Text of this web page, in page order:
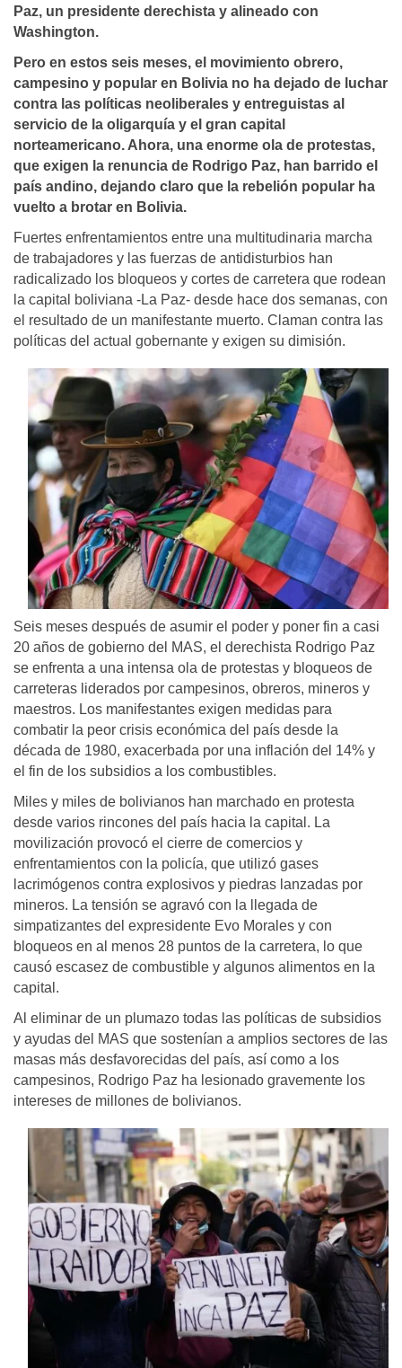
Paz, un presidente derechista y alineado con
Washington.
Pero en estos seis meses, el movimiento obrero,
campesino y popular en Bolivia no ha dejado de luchar
contra las políticas neoliberales y entreguistas al
servicio de la oligarquía y el gran capital
norteamericano. Ahora, una enorme ola de protestas,
que exigen la renuncia de Rodrigo Paz, han barrido el
país andino, dejando claro que la rebelión popular ha
vuelto a brotar en Bolivia.
Fuertes enfrentamientos entre una multitudinaria marcha
de trabajadores y las fuerzas de antidisturbios han
radicalizado los bloqueos y cortes de carretera que rodean
la capital boliviana -La Paz- desde hace dos semanas, con
el resultado de un manifestante muerto. Claman contra las
políticas del actual gobernante y exigen su dimisión.
Seis meses después de asumir el poder y poner fin a casi
20 años de gobierno del MAS, el derechista Rodrigo Paz
se enfrenta a una intensa ola de protestas y bloqueos de
carreteras liderados por campesinos, obreros, mineros y
maestros. Los manifestantes exigen medidas para
combatir la peor crisis económica del país desde la
década de 1980, exacerbada por una inflación del 14% y
el fin de los subsidios a los combustibles.
Miles y miles de bolivianos han marchado en protesta
desde varios rincones del país hacia la capital. La
movilización provocó el cierre de comercios y
enfrentamientos con la policía, que utilizó gases
lacrimógenos contra explosivos y piedras lanzadas por
mineros. La tensión se agravó con la llegada de
simpatizantes del expresidente Evo Morales y con
bloqueos en al menos 28 puntos de la carretera, lo que
causó escasez de combustible y algunos alimentos en la
capital.
Al eliminar de un plumazo todas las políticas de subsidios
y ayudas del MAS que sostenían a amplios sectores de las
masas más desfavorecidas del país, así como a los
campesinos, Rodrigo Paz ha lesionado gravemente los
intereses de millones de bolivianos.